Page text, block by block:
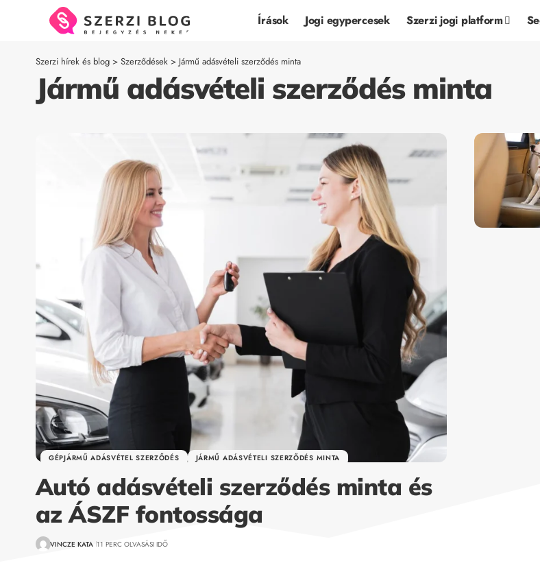
Írások Jogi egypercesek Szerzi jogi platform
Szerzi hírek és blog > Szerződések > Jármű adásvételi szerződés minta
Jármű adásvételi szerződés minta
GÉPJÁRMŰ ADÁSVÉTEL SZERZŐDÉS JÁRMŰ ADÁSVÉTELI SZERZŐDÉS MINTA
Autó adásvételi szerződés minta és
az ÁSZF fontossága
VINCZE KATA 11 PERC OLVASÁSI IDŐ